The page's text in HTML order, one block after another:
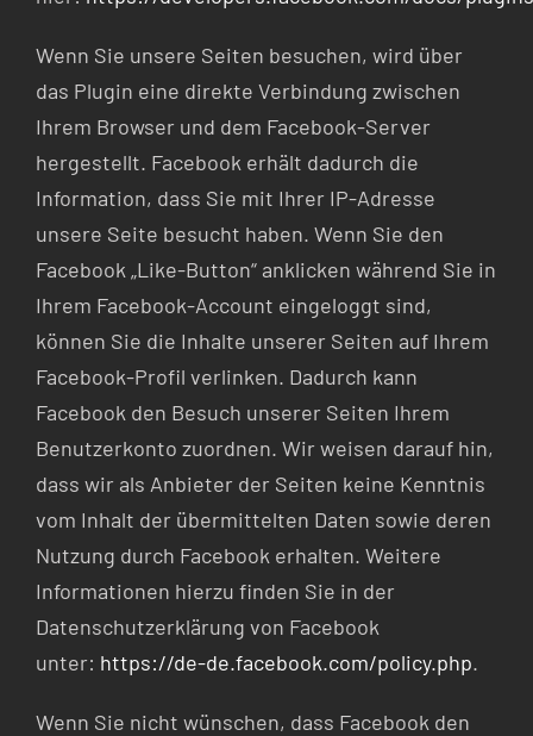
Wenn Sie unsere Seiten besuchen, wird über
das Plugin eine direkte Verbindung zwischen
Ihrem Browser und dem Facebook-Server
hergestellt. Facebook erhält dadurch die
Information, dass Sie mit Ihrer IP-Adresse
unsere Seite besucht haben. Wenn Sie den
Facebook „Like-Button“ anklicken während Sie in
Ihrem Facebook-Account eingeloggt sind,
können Sie die Inhalte unserer Seiten auf Ihrem
Facebook-Profil verlinken. Dadurch kann
Facebook den Besuch unserer Seiten Ihrem
Benutzerkonto zuordnen. Wir weisen darauf hin,
dass wir als Anbieter der Seiten keine Kenntnis
vom Inhalt der übermittelten Daten sowie deren
Nutzung durch Facebook erhalten. Weitere
Informationen hierzu finden Sie in der
Datenschutzerklärung von Facebook
unter: https://de-de.facebook.com/policy.php.
Wenn Sie nicht wünschen, dass Facebook den